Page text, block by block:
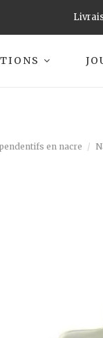
en nacre